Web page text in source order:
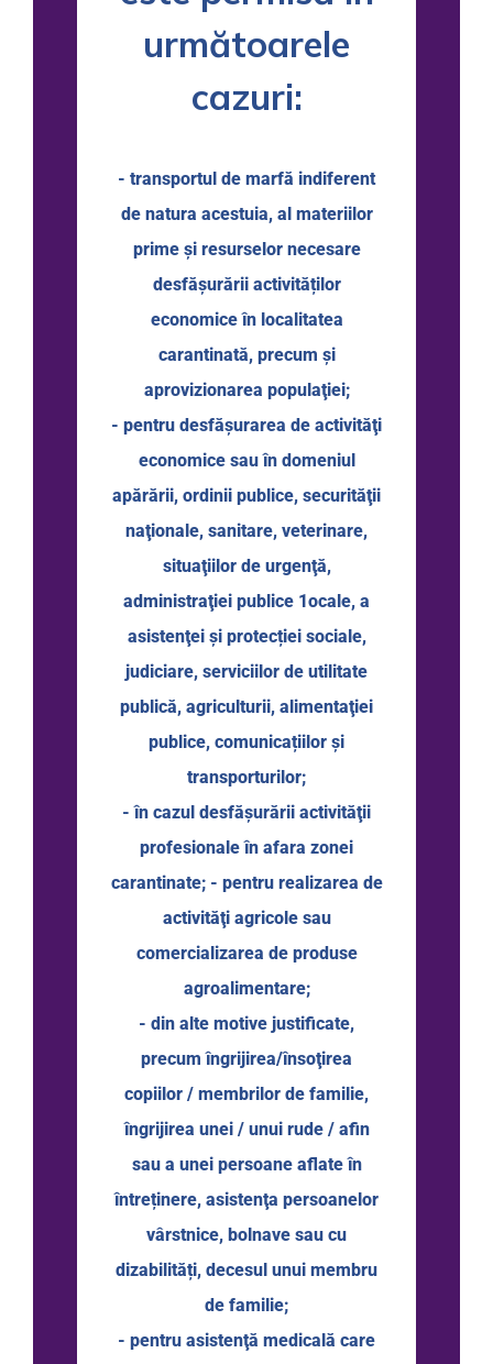
următoarele
cazuri:
- transportul de marfă indiferent
de natura acestuia, al materiilor
prime şi resurselor necesare
desfăşurării activităților
economice în localitatea
carantinată, precum şi
aprovizionarea populaţiei;
- pentru desfăşurarea de activităţi
economice sau în domeniul
apărării, ordinii publice, securităţii
naţionale, sanitare, veterinare,
situaţiilor de urgenţă,
administraţiei publice 1ocale, a
asistenţei şi protecției sociale,
judiciare, serviciilor de utilitate
publică, agriculturii, alimentaţiei
publice, comunicațiilor şi
transporturilor;
- în cazul desfăşurării activităţii
profesionale în afara zonei
carantinate; - pentru realizarea de
activităţi agricole sau
comercializarea de produse
agroalimentare;
- din alte motive justificate,
precum îngrijirea/însoţirea
copiilor / membrilor de familie,
îngrijirea unei / unui rude / afin
sau a unei persoane aflate în
întreținere, asistenţa persoanelor
vârstnice, bolnave sau cu
dizabilități, decesul unui membru
de familie;
- pentru asistenţă medicală care